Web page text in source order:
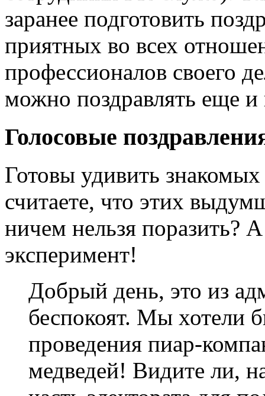
заранее подготовить
приятных во всех
профессионалов своего
можно поздравлять еще
Голосовые
Готовы удивить
считаете, что этих
ничем нельзя поразить?
эксперимент!
Добрый день, это из
беспокоят. Мы хотели
проведения пиар-
медведей! Видите ли,